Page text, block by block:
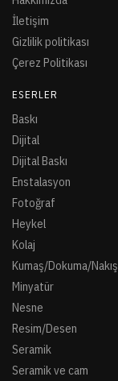
İletişim
Gizlilik politikası
Çerez Politikası
ESERLER
Baskı
Dijital
Dijital Baskı
Enstalasyon
Fotoğraf
Heykel
Kolaj
Kumaş/Dokuma/Nakış
Minyatür
Nesne
Resim/Desen
Seramik
Seramik ve cam